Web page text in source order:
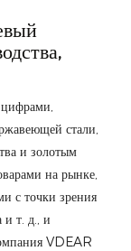
стали,
и золотым
на рынке,
с точки зрения
и т. д., и
VDEAR